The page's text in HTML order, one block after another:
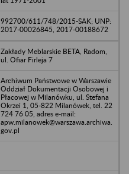
992700/611/748/2015-SAK; UNP:
2017-00026845, 2017-00188672
Zakłady Meblarskie BETA, Radom,
ul. Ofiar Firleja 7
Archiwum Państwowe w Warszawie
Oddział Dokumentacji Osobowej i
Płacowej w Milanówku, ul. Stefana
Okrzei 1, 05-822 Milanówek, tel. 22
724 76 05, adres e-mail:
apw.milanowek@warszawa.archiwa.
gov.pl